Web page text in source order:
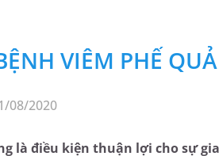
VIÊM PHẾ
08/2020
là điều kiện thuận lợi cho sự